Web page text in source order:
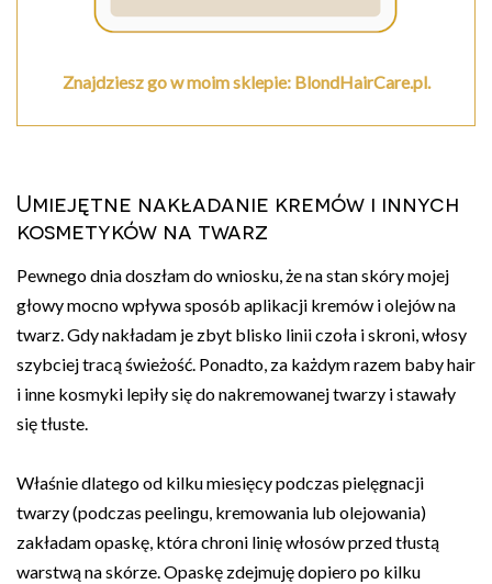
Znajdziesz go w moim sklepie: BlondHairCare.pl.
Umiejętne nakładanie kremów i innych
kosmetyków na twarz
Pewnego dnia doszłam do wniosku, że na stan skóry mojej
głowy mocno wpływa sposób aplikacji kremów i olejów na
twarz. Gdy nakładam je zbyt blisko linii czoła i skroni, włosy
szybciej tracą świeżość. Ponadto, za każdym razem baby hair
i inne kosmyki lepiły się do nakremowanej twarzy i stawały
się tłuste.
Właśnie dlatego od kilku miesięcy podczas pielęgnacji
twarzy (podczas peelingu, kremowania lub olejowania)
zakładam opaskę, która chroni linię włosów przed tłustą
warstwą na skórze. Opaskę zdejmuję dopiero po kilku